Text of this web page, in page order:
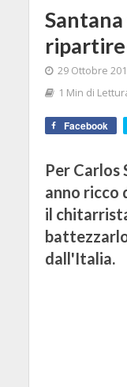
29 Ottobre
1 Min di
Facebook
Per Carlos
anno ricco
il
dall'Italia.